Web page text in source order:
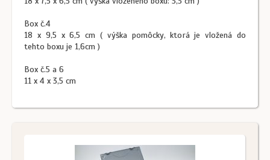
Box č.4
18 x 9,5 x 6,5 cm ( výška pomôcky, ktorá je vložená do
tehto boxu je 1,6cm )
Box č.5 a 6
11 x 4 x 3,5 cm